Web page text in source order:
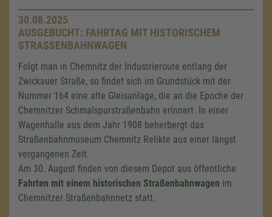
30.08.2025
AUSGEBUCHT: FAHRTAG MIT HISTORISCHEM
STRASSENBAHNWAGEN
Folgt man in Chemnitz der Industrieroute entlang der
Zwickauer Straße, so findet sich im Grundstück mit der
Nummer 164 eine alte Gleisanlage, die an die Epoche der
Chemnitzer Schmalspurstraßenbahn erinnert. In einer
Wagenhalle aus dem Jahr 1908 beherbergt das
Straßenbahnmuseum Chemnitz Relikte aus einer längst
vergangenen Zeit.
Am 30. August finden von diesem Depot aus öffentliche
Fahrten mit einem historischen Straßenbahnwagen im
Chemnitzer Straßenbahnnetz statt.